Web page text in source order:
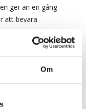
Om
ger än en gång
att bevara
oersättligt
för
skulle göra utan